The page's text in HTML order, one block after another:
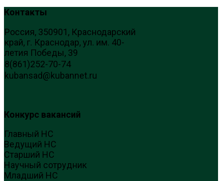
Контакты
Россия, 350901, Краснодарский
край, г. Краснодар, ул. им. 40-
летия Победы, 39
8(861)252-70-74
kubansad@kubannet.ru
Конкурс вакансий
Главный НС
Ведущий НС
Старший НС
Научный сотрудник
Младший НС